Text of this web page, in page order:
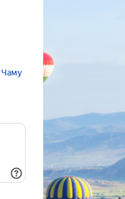
Чаму